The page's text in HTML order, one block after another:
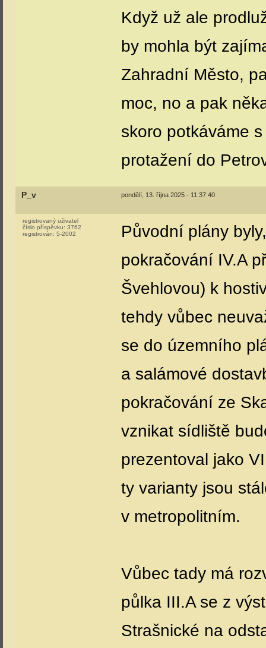
Když už ale
by mohla být
Zahradní Město,
moc, no a pak
skoro potkáváme
protažení do
P_v pondělí, 13. října 2025 - 11:37:40
registrovaný uživatel
číslo příspěvku: 3762
registrován: 5-2002
Původní plány
pokračování IV.A
Švehlovou) k
tehdy vůbec
se do územního
a salámové
pokračování ze
vznikat sídliště
prezentoval jako
ty varianty jsou
v metropolitním.
Vůbec tady má
půlka III.A se z
Strašnické na